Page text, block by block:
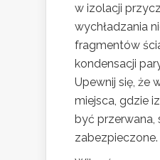
w izolacji
wychładzania
fragmentów
kondensacji
Upewnij się, że
miejsca, gdzie
być przerwana,
zabezpieczone.